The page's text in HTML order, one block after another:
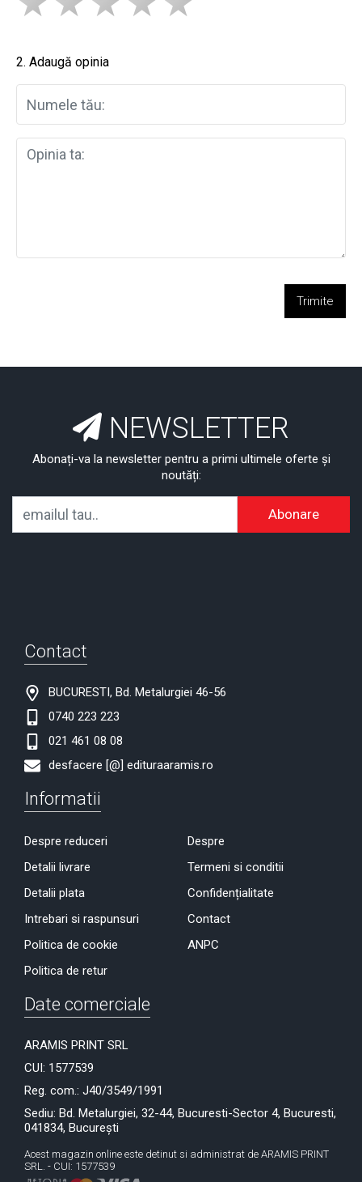
2. Adaugă opinia
Trimite
NEWSLETTER
Abonați-va la newsletter pentru a primi ultimele oferte și
noutăți:
Abonare
Contact
BUCURESTI, Bd. Metalurgiei 46-56
0740 223 223
021 461 08 08
desfacere [@] edituraaramis.ro
Informatii
Despre reduceri
Detalii livrare
Detalii plata
Intrebari si raspunsuri
Politica de cookie
Politica de retur
Despre
Termeni si conditii
Confidențialitate
Contact
ANPC
Date comerciale
ARAMIS PRINT SRL
CUI: 1577539
Reg. com.: J40/3549/1991
Sediu: Bd. Metalurgiei, 32-44, Bucuresti-Sector 4, Bucuresti,
041834, București
Acest magazin online este detinut si administrat de ARAMIS PRINT
SRL. - CUI: 1577539